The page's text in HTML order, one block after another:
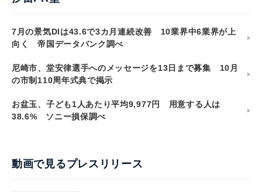
7月の景気DIは43.6で3カ月連続改善 10業界中6業界が上
向く 帝国データバンク調べ
尼崎市、堂安律選手へのメッセージを13日まで募集 10月
の市制110周年式典で掲示
お盆玉、子ども1人あたり平均9,977円 用意する人は
38.6% ソニー損保調べ
動画で見るプレスリリース